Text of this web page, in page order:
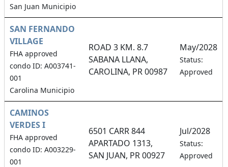
San Juan Municipio
SAN FERNANDO
VILLAGE
FHA approved
condo ID: A003741-
001
Carolina Municipio
ROAD 3 KM. 8.7
SABANA LLANA,
CAROLINA, PR 00987
May/2028
Status:
Approved
CAMINOS
VERDES I
FHA approved
condo ID: A003229-
001
6501 CARR 844
APARTADO 1313,
SAN JUAN, PR 00927
Jul/2028
Status:
Approved